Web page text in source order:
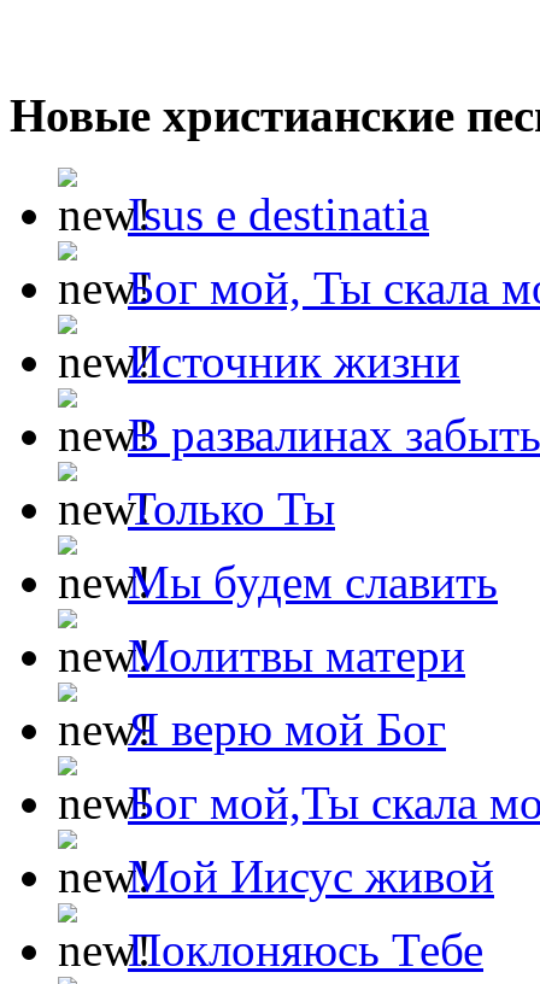
Новые христианские
Isus e destinatia
Бог мой, Ты скала
Источник жизни
В развалинах
Только Ты
Мы будем славить
Молитвы матери
Я верю мой Бог
Бог мой,Ты скала
Мой Иисус живой
Поклоняюсь Тебе